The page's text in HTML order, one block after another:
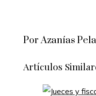
Por Azanías
Artículos